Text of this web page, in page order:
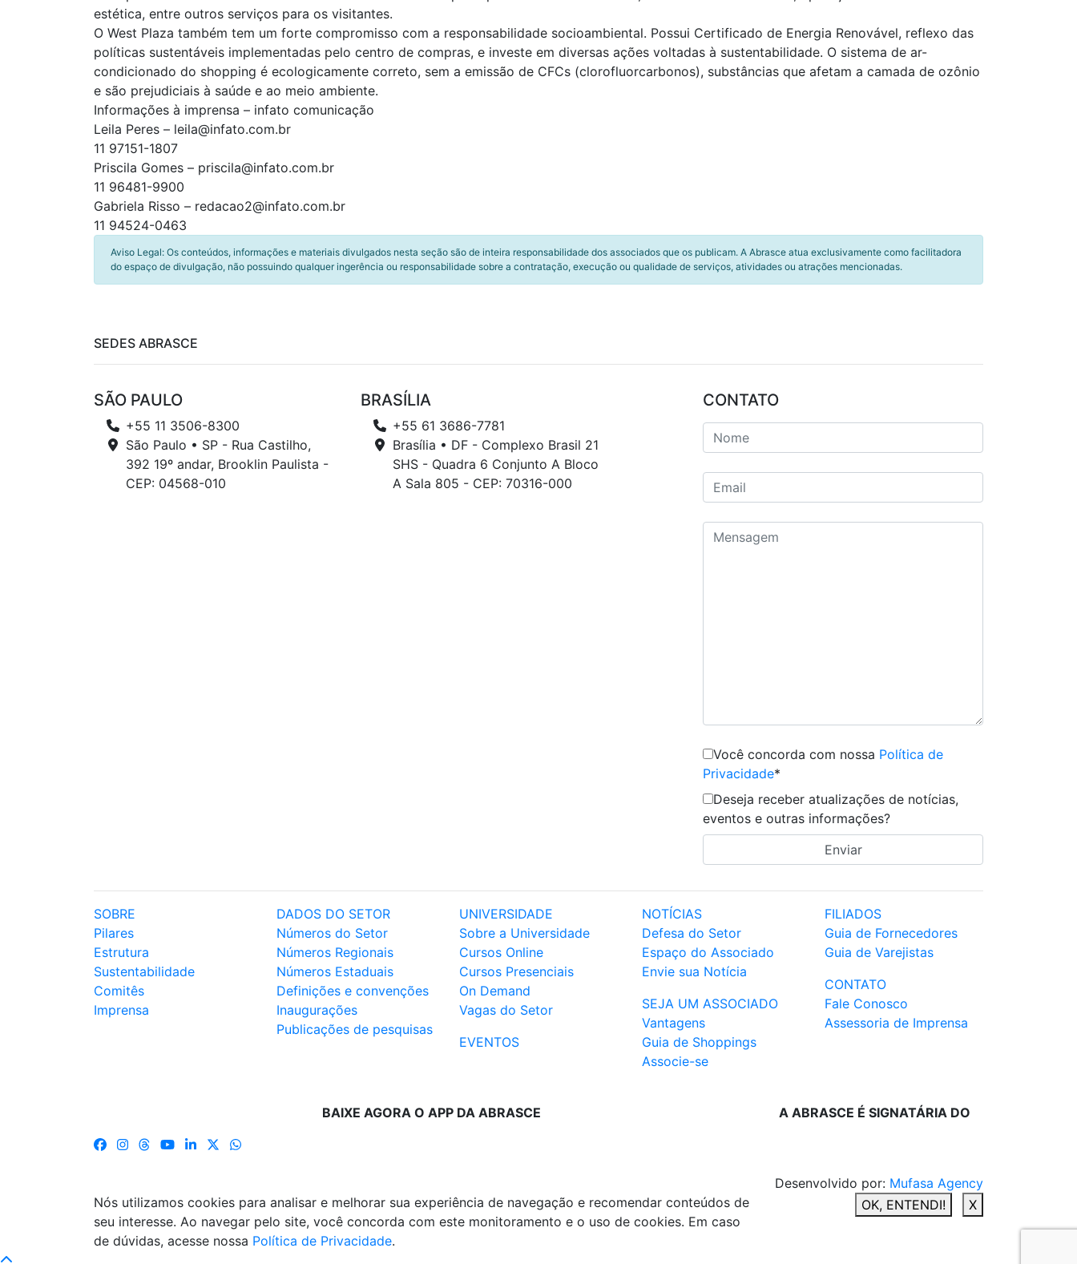
estética, entre outros serviços para os visitantes.
O West Plaza também tem um forte compromisso com a responsabilidade socioambiental. Possui Certificado de Energia Renovável, reflexo das
políticas sustentáveis implementadas pelo centro de compras, e investe em diversas ações voltadas à sustentabilidade. O sistema de ar-
condicionado do shopping é ecologicamente correto, sem a emissão de CFCs (clorofluorcarbonos), substâncias que afetam a camada de ozônio
e são prejudiciais à saúde e ao meio ambiente.
Informações à imprensa – infato comunicação
Leila Peres – leila@infato.com.br
11 97151-1807
Priscila Gomes – priscila@infato.com.br
11 96481-9900
Gabriela Risso – redacao2@infato.com.br
11 94524-0463
Aviso Legal: Os conteúdos, informações e materiais divulgados nesta seção são de inteira responsabilidade dos associados que os publicam. A Abrasce atua exclusivamente como facilitadora
do espaço de divulgação, não possuindo qualquer ingerência ou responsabilidade sobre a contratação, execução ou qualidade de serviços, atividades ou atrações mencionadas.
SEDES ABRASCE
SÃO PAULO
+55 11 3506-8300
São Paulo • SP - Rua Castilho,
392 19º andar, Brooklin Paulista -
CEP: 04568-010
BRASÍLIA
+55 61 3686-7781
Brasília • DF - Complexo Brasil 21
SHS - Quadra 6 Conjunto A Bloco
A Sala 805 - CEP: 70316-000
CONTATO
Você concorda com nossa Política de
Privacidade*
Deseja receber atualizações de notícias,
eventos e outras informações?
SOBRE
Pilares
Estrutura
Sustentabilidade
Comitês
Imprensa
DADOS DO SETOR
Números do Setor
Números Regionais
Números Estaduais
Definições e convenções
Inaugurações
Publicações de pesquisas
UNIVERSIDADE
Sobre a Universidade
Cursos Online
Cursos Presenciais
On Demand
Vagas do Setor
EVENTOS
NOTÍCIAS
Defesa do Setor
Espaço do Associado
Envie sua Notícia
SEJA UM ASSOCIADO
Vantagens
Guia de Shoppings
Associe-se
FILIADOS
Guia de Fornecedores
Guia de Varejistas
CONTATO
Fale Conosco
Assessoria de Imprensa
BAIXE AGORA O APP DA ABRASCE A ABRASCE É SIGNATÁRIA DO
Desenvolvido por: Mufasa Agency
Nós utilizamos cookies para analisar e melhorar sua experiência de navegação e recomendar conteúdos de
seu interesse. Ao navegar pelo site, você concorda com este monitoramento e o uso de cookies. Em caso
de dúvidas, acesse nossa Política de Privacidade.
OK, ENTENDI! X